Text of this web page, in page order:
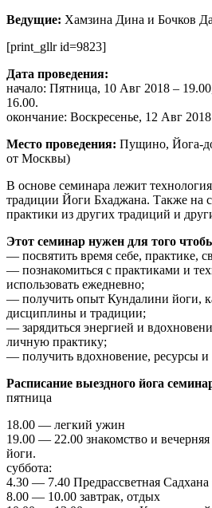
Ведущие: Хамзина Дина и Бочков
[print_gllr id=9823]
Дата проведения:
начало: Пятница, 10 Авг 2018 –
16.00.
окончание: Воскресенье, 12 Авг
Место проведения: Пущино, Йога-
от Москвы)
В основе семинара лежит
традиции Йоги Бхаджана. Также на
практики из других традиций и
Этот семинар нужен для того
— посвятить время себе, практике,
— познакомиться с практиками и
использовать ежедневно;
— получить опыт Кундалини йоги,
дисциплины и традиции;
— зарядиться энергией и
личную практику;
— получить вдохновение, ресурсы и
Расписание выездного йога
пятница
18.00 — легкий ужин
19.00 — 22.00 знакомство и
йоги.
суббота:
4.30 — 7.40 Предрассветная
8.00 — 10.00 завтрак, отдых